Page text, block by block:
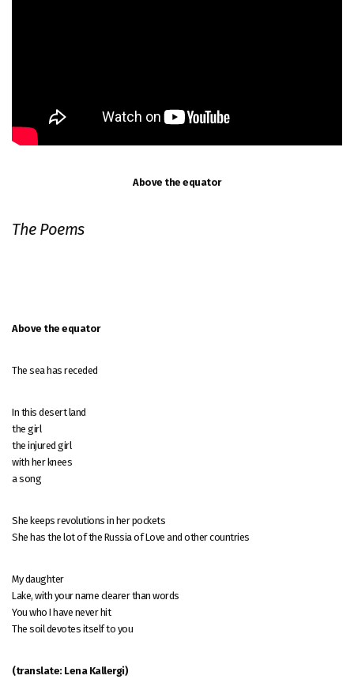
Above the equator
The Poems
Above the equator
The sea has receded
In this desert land
the girl
the injured girl
with her knees
a song
She keeps revolutions in her pockets
She has the lot of the Russia of Love and other countries
My daughter
Lake, with your name clearer than words
You who I have never hit
The soil devotes itself to you
(translate: Lena Kallergi)